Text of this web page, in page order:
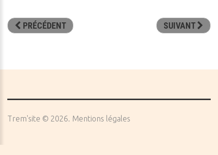
PRÉCÉDENT SUIVANT
Trem'site © 2026 Mentions légales